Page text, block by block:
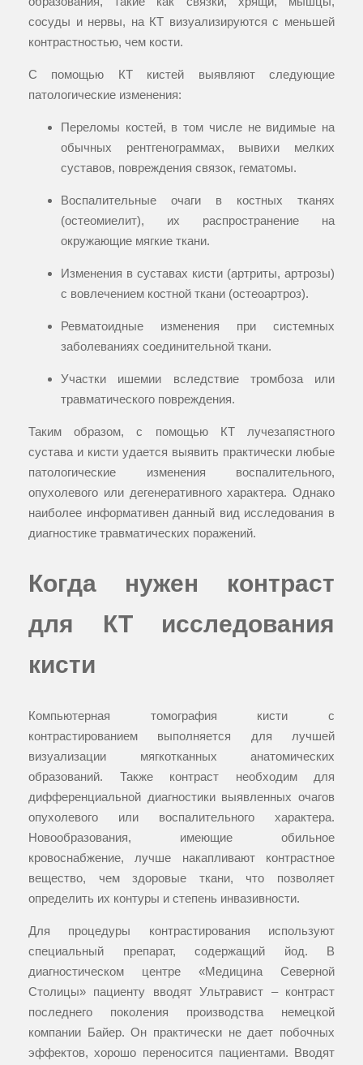
сосуды и нервы, на КТ визуализируются с меньшей
контрастностью, чем кости.
С помощью КТ кистей выявляют следующие
патологические изменения:
Переломы костей, в том числе не видимые на
обычных рентгенограммах, вывихи мелких
суставов, повреждения связок, гематомы.
Воспалительные очаги в костных тканях
(остеомиелит), их распространение на
окружающие мягкие ткани.
Изменения в суставах кисти (артриты, артрозы)
с вовлечением костной ткани (остеоартроз).
Ревматоидные изменения при системных
заболеваниях соединительной ткани.
Участки ишемии вследствие тромбоза или
травматического повреждения.
Таким образом, с помощью КТ лучезапястного
сустава и кисти удается выявить практически любые
патологические изменения воспалительного,
опухолевого или дегенеративного характера. Однако
наиболее информативен данный вид исследования в
диагностике травматических поражений.
Когда нужен контраст
для КТ исследования
кисти
Компьютерная томография кисти с
контрастированием выполняется для лучшей
визуализации мягкотканных анатомических
образований. Также контраст необходим для
дифференциальной диагностики выявленных очагов
опухолевого или воспалительного характера.
Новообразования, имеющие обильное
кровоснабжение, лучше накапливают контрастное
вещество, чем здоровые ткани, что позволяет
определить их контуры и степень инвазивности.
Для процедуры контрастирования используют
специальный препарат, содержащий йод. В
диагностическом центре «Медицина Северной
Столицы» пациенту вводят Ультравист – контраст
последнего поколения производства немецкой
компании Байер. Он практически не дает побочных
эффектов, хорошо переносится пациентами. Вводят